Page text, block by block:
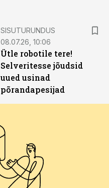
SISUTURUNDUS
08.07.26, 10:06
Ütle robotile tere!
Selveritesse jõudsid
uued usinad
põrandapesijad